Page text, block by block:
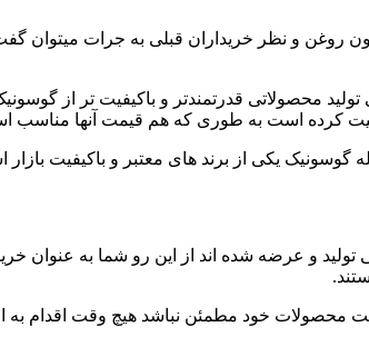
روغن و نظر خریداران قبلی به جرات میتوان
محصولاتی قدرتمندتر و باکیفیت تر از
کرده است به طوری که هم قیمت آنها
گوسونیک یکی از برند های معتبر و باکیفیت
و عرضه شده اند از این رو شما به عنوان
محصولات خود مطمئن نباشد هیچ وقت اقدام به